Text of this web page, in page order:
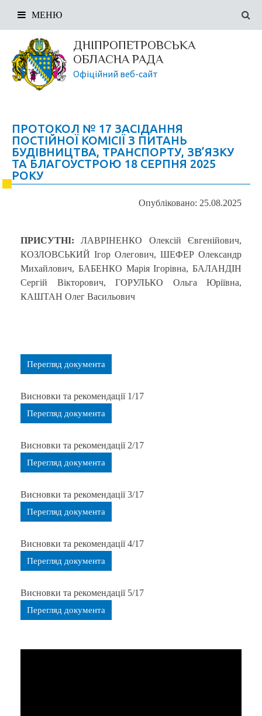
ДНІПРОПЕТРОВСЬКА
ОБЛАСНА РАДА
Офіційний веб-сайт
МЕНЮ
ПРОТОКОЛ № 17 ЗАСІДАННЯ
ПОСТІЙНОЇ КОМІСІЇ З ПИТАНЬ
БУДІВНИЦТВА, ТРАНСПОРТУ, ЗВ’ЯЗКУ
ТА БЛАГОУСТРОЮ 18 СЕРПНЯ 2025
РОКУ
Опубліковано: 25.08.2025
ПРИСУТНІ: ЛАВРІНЕНКО Олексій Євгенійович,
КОЗЛОВСЬКИЙ Ігор Олегович, ШЕФЕР Олександр
Михайлович, БАБЕНКО Марія Ігорівна, БАЛАНДІН
Сергій Вікторович, ГОРУЛЬКО Ольга Юріївна,
КАШТАН Олег Васильович
Перегляд документа
Висновки та рекомендації 1/17
Перегляд документа
Висновки та рекомендації 2/17
Перегляд документа
Висновки та рекомендації 3/17
Перегляд документа
Висновки та рекомендації 4/17
Перегляд документа
Висновки та рекомендації 5/17
Перегляд документа